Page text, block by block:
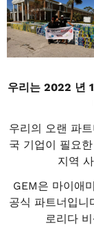
우리는 2022 년
우리의 오랜 파
국 기업이 필요
지역
GEM은 마이애
공식 파트너입니
로리다